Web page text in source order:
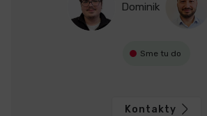
Dominik
Sme tu do
Kontakty